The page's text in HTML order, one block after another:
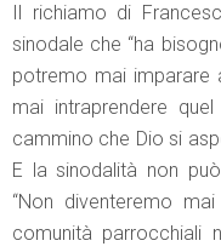
Il richiamo di
sinodale che “ha
potremo mai imparare
mai intraprendere
cammino che Dio si
E la sinodalità non
“Non diventeremo
comunità parrocchiali